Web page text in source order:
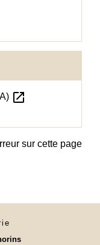
open_in_new
sur cette page